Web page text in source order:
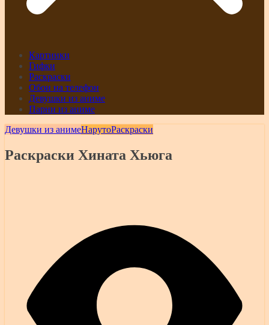
Картинки
Гифки
Раскраски
Обои на телефон
Девушки из аниме
Парни из аниме
Девушки из анимеНарутоРаскраски
Раскраски Хината Хьюга